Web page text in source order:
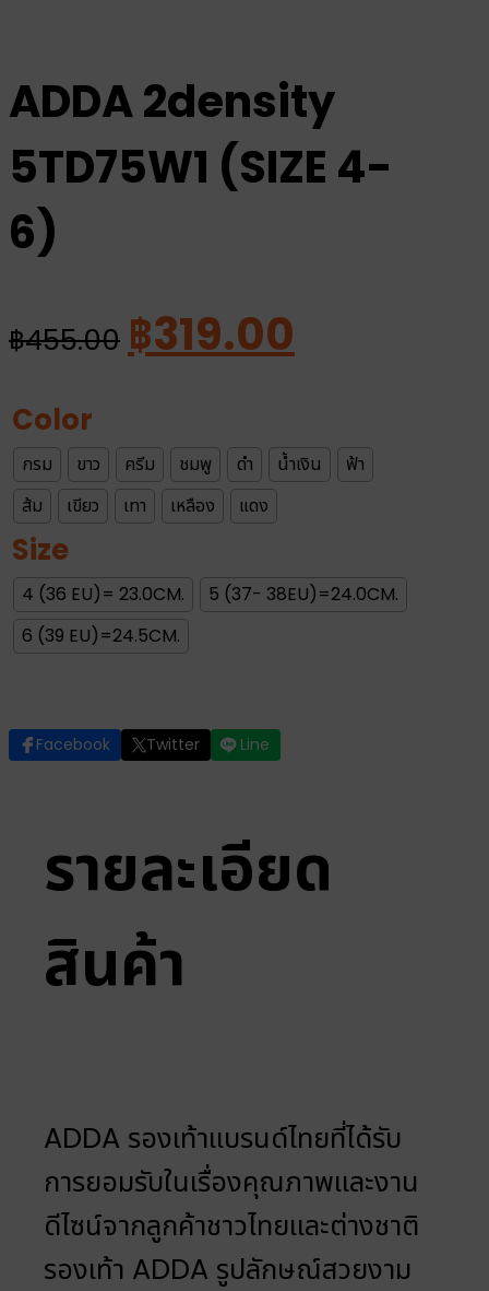
ADDA 2density
5TD75W1 (SIZE 4-
6)
฿455.00 Original
price
฿455.00.
฿319.00price
฿319.00.
Color
กรม ขาว ครีม ชมพู ดำ น้ำเงิน
ฟ้า
ส้ม
เขียว เทา เหลือง แดง
Size
4 (36 EU)= 23.0CM.
5 (37- 38EU)=24.0CM.
6 (39 EU)=24.5CM.
Facebook Twitter Line
รายละเอียด
สินค้า
ADDA รองเท้าแบรนด์ไทยที่ได้รับ
การยอมรับในเรื่องคุณภาพและงาน
ดีไซน์จากลูกค้าชาวไทยและต่างชาติ
รองเท้า ADDA รูปลักษณ์สวยงาม